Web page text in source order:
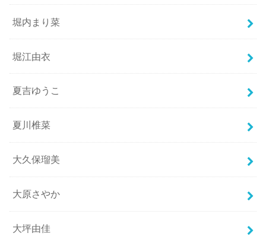
堀内まり菜
堀江由衣
夏吉ゆうこ
夏川椎菜
大久保瑠美
大原さやか
大坪由佳